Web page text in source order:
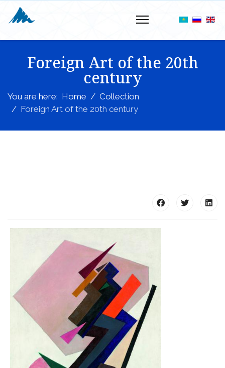
Foreign Art of the 20th
century
You are here: Home
Collection
Foreign Art of the 20th century